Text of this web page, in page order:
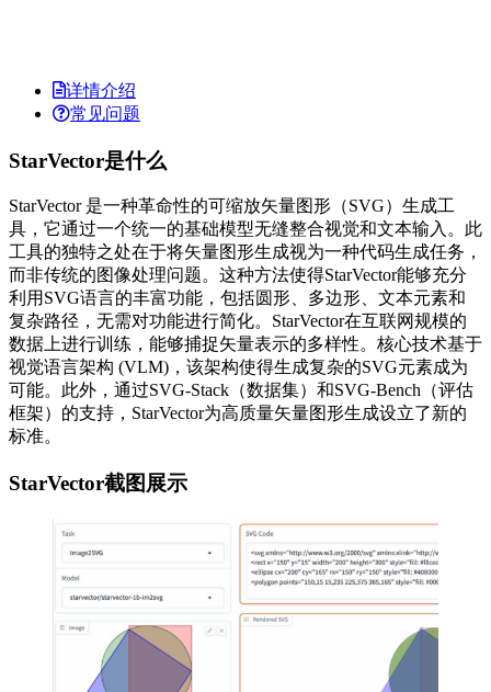
详情介绍
常见问题
StarVector是什么
StarVector 是一种革命性的可缩放矢量图形（SVG）生成工
具，它通过一个统一的基础模型无缝整合视觉和文本输入。此
工具的独特之处在于将矢量图形生成视为一种代码生成任务，
而非传统的图像处理问题。这种方法使得StarVector能够充分
利用SVG语言的丰富功能，包括圆形、多边形、文本元素和
复杂路径，无需对功能进行简化。StarVector在互联网规模的
数据上进行训练，能够捕捉矢量表示的多样性。核心技术基于
视觉语言架构 (VLM)，该架构使得生成复杂的SVG元素成为
可能。此外，通过SVG-Stack（数据集）和SVG-Bench（评估
框架）的支持，StarVector为高质量矢量图形生成设立了新的
标准。
StarVector截图展示